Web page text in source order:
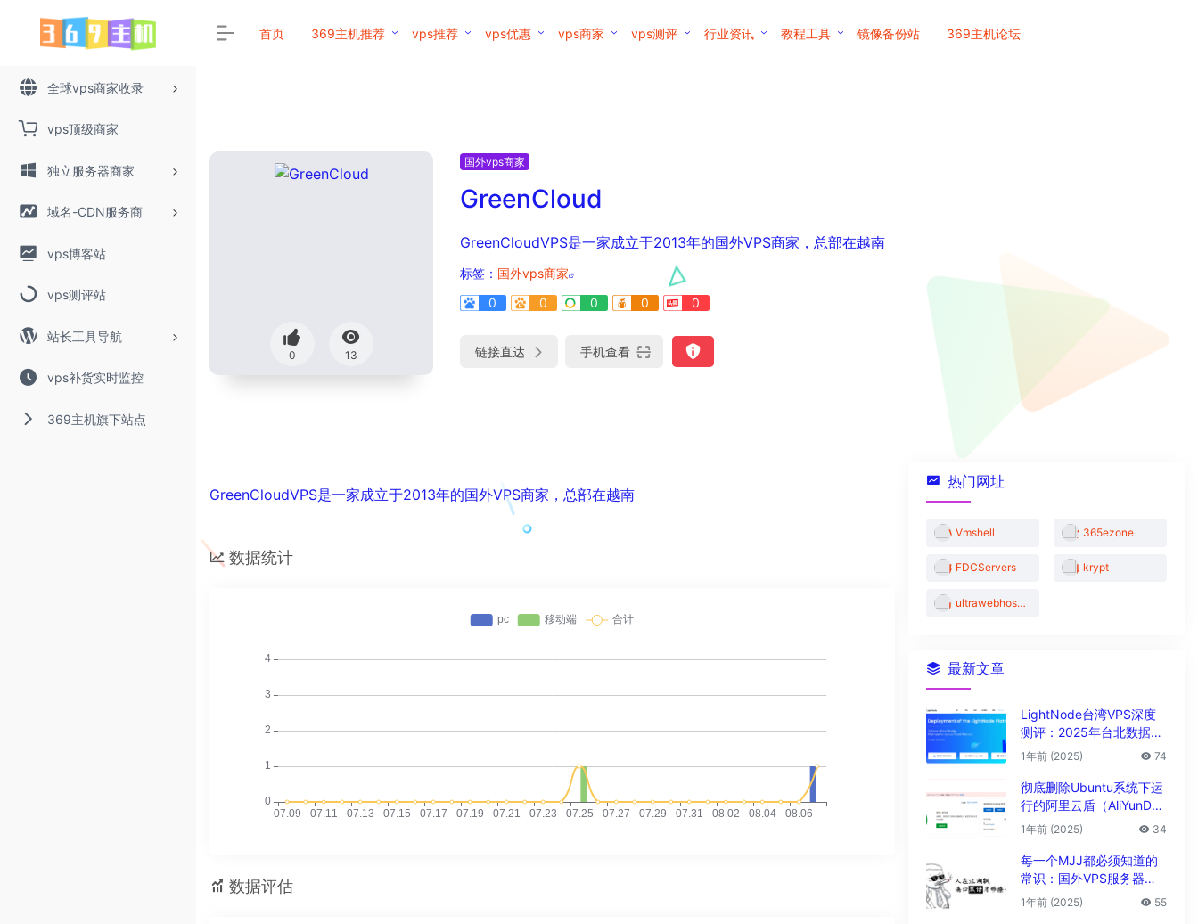
全球vps商家收录
vps顶级商家
独立服务器商家
域名-CDN服务商
vps博客站
vps测评站
站长工具导航
vps补货实时监控
369主机旗下站点
首页 369主机推荐 vps推荐 vps优惠 vps商家 vps测评 行业资讯 教程工具 镜像备份站 369主机论坛
0 13
国外vps商家
GreenCloud
GreenCloudVPS是一家成立于2013年的国外VPS商家，总部在越南
标签： 国外vps商家
0
0 0 0 0
链接直达 手机查看
GreenCloudVPS是一家成立于2013年的国外VPS商家，总部在越南
数据统计
数据评估
热门网址
Vmshell 365ezone
FDCServers krypt
ultrawebhosting
最新文章
LightNode台湾VPS深度
测评：2025年台北数据中
心vps性能与解锁能力全解
1年前 (2025) 74
彻底删除Ubuntu系统下运
行的阿里云盾（AliYunDu
n/Aegis）
1年前 (2025) 34
每一个MJJ都必须知道的
常识：国外VPS服务器圈
子黑话大全
1年前 (2025) 55